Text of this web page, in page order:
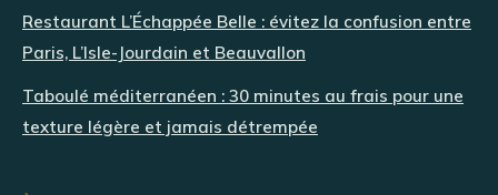
Restaurant L’Échappée Belle : évitez la confusion entre
Paris, L’Isle-Jourdain et Beauvallon
Taboulé méditerranéen : 30 minutes au frais pour une
texture légère et jamais détrempée